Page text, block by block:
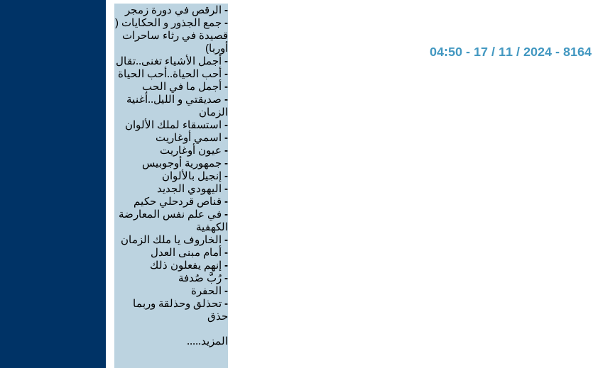
- الرقص في دورة زمجر
- جمع الجذور و الحكايات (
قصيدة في رثاء ساحرات
أوربا)
- أجمل الأشياء تغنى..تقال
- أحب الحياة..أحب الحياة
- أجمل ما في الحب
- صديقتي و الليل..أغنية
الزمان
- استسقاء لملك الألوان
- اسمي أوغاريت
- عيون أوغاريت
- جمهورية أوجوبيس
- إنجيل بالألوان
- اليهودي الجديد
- قناص قردحلي حكيم
- في علم نفس المعارضة
الكهفية
- الخاروف يا ملك الزمان
- أمام مبنى العدل
- إنهم يفعلون ذلك
- رُبَّ صُدفة
- الحفرة
- تحذلق وحذلقة وربما
حذق
المزيد.....